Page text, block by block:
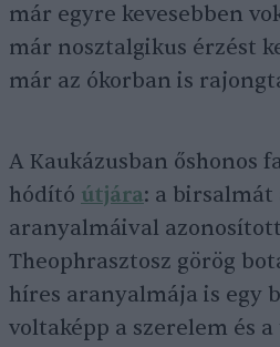
már egyre kevesebben
már nosztalgikus érzést
már az ókorban is
A Kaukázusban őshonos
hódító útjára: a birsalmát
aranyalmáival
Theophrasztosz görög
híres aranyalmája is egy
voltaképp a szerelem és